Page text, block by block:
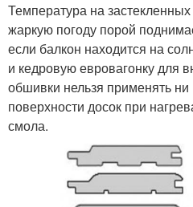
Температура на
жаркую погоду порой
если балкон находится на
и кедровую евровагонку для
обшивки нельзя применять
поверхности досок при
смола.